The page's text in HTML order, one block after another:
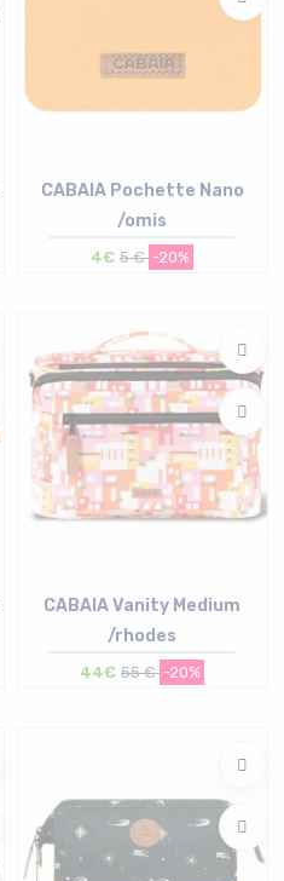
T.U
CABAIA Pochette Nano
/omis
4€ 5 € -20%
CABAIA Vanity Medium
/rhodes
44€ 55 € -20%